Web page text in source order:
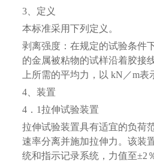
3、定义
本标准采用下列定义。
剥离强度：在规定的试验条件
的金属被粘物的试样沿着胶接
上所需的平均力，以 kN／m表
4、装置
4．1拉伸试验装置
拉伸试验装置具有适宜的负荷
速率分离并施加拉伸力。该装
统和指示记录系统，力值至±2